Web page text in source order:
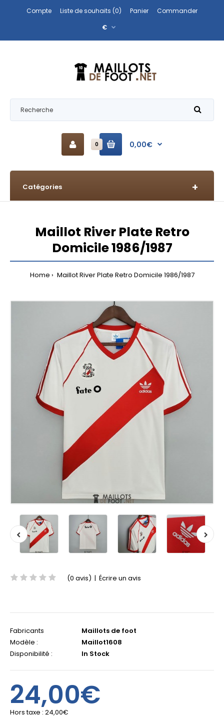
Compte Liste de souhaits (0) Panier
Commander
€
0 0,00€
Catégories
Maillot River Plate Retro
Domicile 1986/1987
Home Maillot River Plate Retro Domicile 1986/1987
(0 avis) | Écrire un avis
Fabricants
Maillots de foot
Modèle :
Maillot1608
Disponibilité :
In Stock
24,00€
Hors taxe : 24,00€